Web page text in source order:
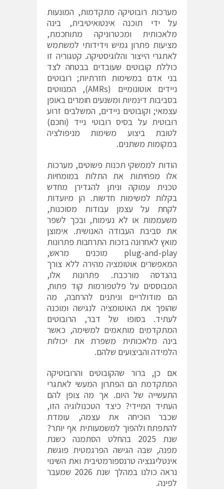
מערכות רובוטיקה מתקדמות, המונעות
על ידי תוכנה אינטואיטיבית, בינה
מלאכותית ומכטרוניקה מתוחכמת,
מציעות פתרון גמיש וידידותי למשתמש
לאתגרי הייצור והלוגיסטיקה. קטגוריה זו
כוללת קובוטים שעובדים בבטחה לצד
בני אדם במשימות חזרתיות; רובוטים
ניידים אוטונומיים (AMRs), המנווטים
בסביבות דינמיות ומשנעים חומרים באופן
עצמאי; וקובוטים ניידים, המשלבים זרוע
רובוטית על בסיס רובוטי נייד (וחכם)
לטובת ביצוע משימות מניפולציה
במקומות משתנים.
הודות לממשקי תכנות פשוטים, מערכות
אלו מפחיתות את התלות במומחיות
טכנית עמוקה וניתן להגדירן מחדש
בקלות למשימות חדשות. הן מיועדות
לקחת על עצמן עבודות מסוכנות,
משעממות או לא נעימות, ובכך לשפר
את סביבת העבודה האנושית. אימוצן
מואץ לאחרונה בזכות התרחבות פתרונות
plug-and-play מוכנים מראש,
המאפשרים אוטומציה מהירה ללא צורך
בהנדסה מורכבת. פתרונות אלו,
המבוססים על פלטפורמות קוד פתוח,
הם מודולריים וניתנים להרחבה, מה
שהופך את האוטומציה לנגישה ומוכנה
לעתיד. בסופו של דבר, הרובוטים
המתקדמים מותאמים למשימה, כאשר
בינה מלאכותית משפרת את יכולות
הלמידה והביצועים שלהם.
אם כן, ברור שהקובוטים והרובוטיקה
המתקדמת הם הפתרון המעשי לאתגרי
התעשייה של היום. אך מה צופן להם
העתיד המיידי? כיצד הטכנולוגיה הזו,
שכבר הוכיחה את עצמה, עומדת
להתפתח ולהפוך למשמעותית אף יותר?
שנת 2025 בהחלט הסתמנה כשנת
מפנה, שבה הגישה הפרגמטית פוגשת
אינטליגנציה טרנספורמטיבית ואת השינוי
נראה כולנו במהלך שנת 2026 שמעבר
לפינה.